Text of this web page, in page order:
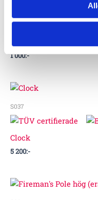
1 000:-
S037
Clock
5 200:-